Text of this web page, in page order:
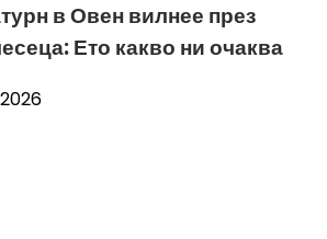
в Овен вилнее през
Ето какво ни очаква